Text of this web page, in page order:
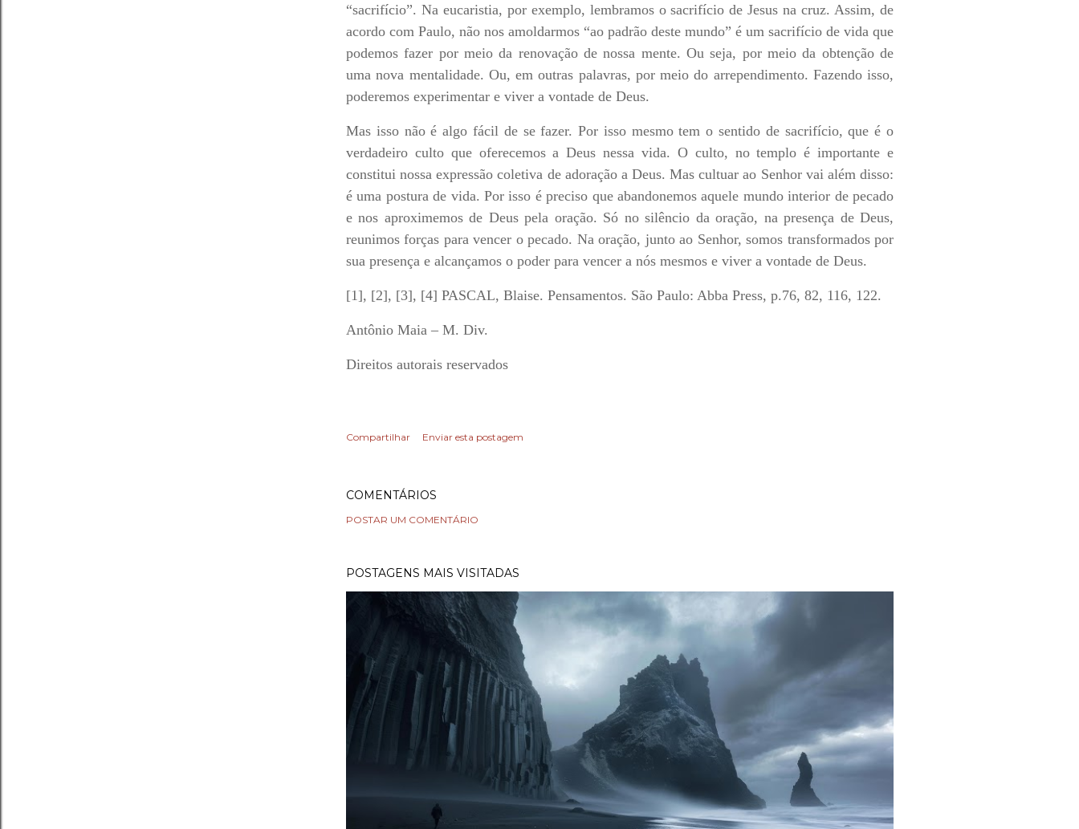
“sacrifício”. Na eucaristia, por exemplo, lembramos o sacrifício de Jesus na cruz. Assim, de
acordo com Paulo, não nos amoldarmos “ao padrão deste mundo” é um sacrifício de vida que
podemos fazer por meio da renovação de nossa mente. Ou seja, por meio da obtenção de
uma nova mentalidade. Ou, em outras palavras, por meio do arrependimento. Fazendo isso,
poderemos experimentar e viver a vontade de Deus.
Mas isso não é algo fácil de se fazer. Por isso mesmo tem o sentido de sacrifício, que é o
verdadeiro culto que oferecemos a Deus nessa vida. O culto, no templo é importante e
constitui nossa expressão coletiva de adoração a Deus. Mas cultuar ao Senhor vai além disso:
é uma postura de vida. Por isso é preciso que abandonemos aquele mundo interior de pecado
e nos aproximemos de Deus pela oração. Só no silêncio da oração, na presença de Deus,
reunimos forças para vencer o pecado. Na oração, junto ao Senhor, somos transformados por
sua presença e alcançamos o poder para vencer a nós mesmos e viver a vontade de Deus.
[1], [2], [3], [4] PASCAL, Blaise. Pensamentos. São Paulo: Abba Press, p.76, 82, 116, 122.
Antônio Maia – M. Div.
Direitos autorais reservados
Compartilhar Enviar esta postagem
COMENTÁRIOS
POSTAR UM COMENTÁRIO
POSTAGENS MAIS VISITADAS